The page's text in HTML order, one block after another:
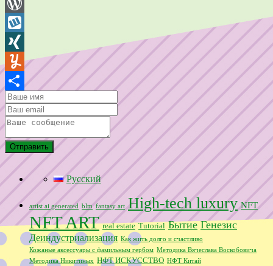
WeChat
WordPress
Wykop
XING
Yummly
Отправить
Русский
artist ai generated blm fantasy art High-tech luxury NFT
NFT ART real estate Tutorial Бытие Генезис
Деиндустриализация Как жить долго и счастливо
Кожаные аксессуары с фамильным гербом Методика Вячеслава Воскобовича
Методика Никитиных НФТ ИСКУССТВО НФТ Китай